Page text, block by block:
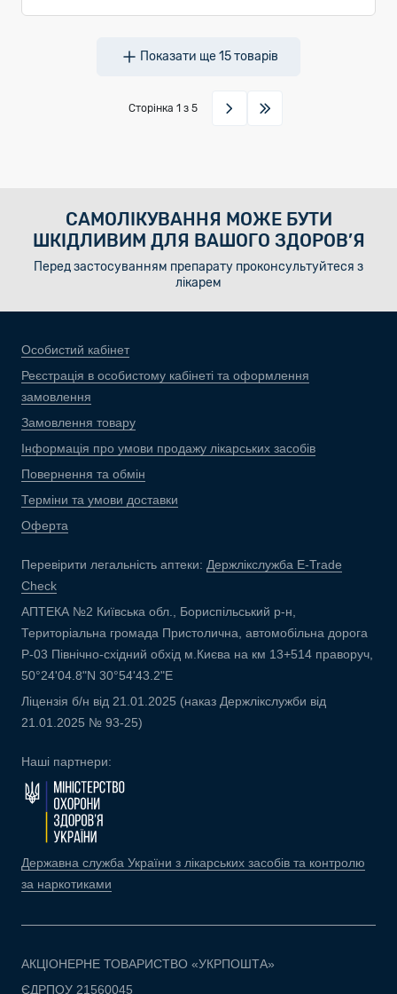
Показати ще15товарів
Сторінка 1 з 5
САМОЛІКУВАННЯ МОЖЕ БУТИ
ШКІДЛИВИМ ДЛЯ ВАШОГО ЗДОРОВ’Я
Перед застосуванням препарату проконсультуйтеся з
лікарем
Особистий кабінет
Реєстрація в особистому кабінеті та оформлення
замовлення
Замовлення товару
Інформація про умови продажу лікарських засобів
Повернення та обмін
Терміни та умови доставки
Оферта
Перевірити легальність аптеки: Держлікслужба E-Trade
Check
АПТЕКА №2 Київська обл., Бориспільський р-н,
Територіальна громада Пристолична, автомобільна дорога
Р-03 Північно-східний обхід м.Києва на км 13+514 праворуч,
50°24'04.8"N 30°54'43.2"E
Ліцензія б/н від 21.01.2025 (наказ Держлікслужби від
21.01.2025 № 93-25)
Наші партнери:
Державна служба України з лікарських засобів та контролю
за наркотиками
АКЦІОНЕРНЕ ТОВАРИСТВО «УКРПОШТА»
ЄДРПОУ 21560045